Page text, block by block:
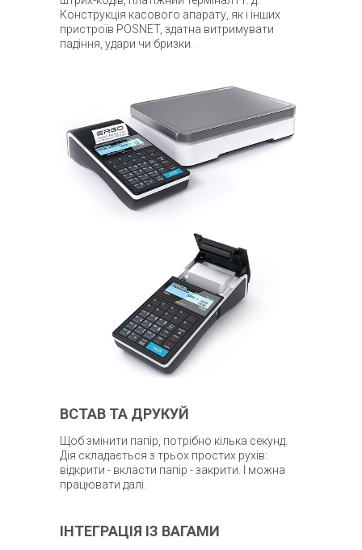
Конструкція касового апарату, як і інших
пристроїв POSNET, здатна витримувати
падіння, удари чи бризки.
ВСТАВ ТА ДРУКУЙ
Щоб змінити папір, потрібно кілька секунд.
Дія складається з трьох простих рухів:
відкрити - вкласти папір - закрити. І можна
працювати далі.
ІНТЕГРАЦІЯ ІЗ ВАГАМИ